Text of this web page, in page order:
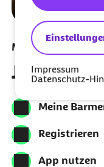
Impressum
Datenschutz-
Meine Barmer per
Jetzt
Meine
Registrieren
App nutzen